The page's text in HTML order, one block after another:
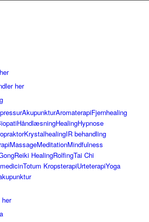
her
AkupunkturAromaterapiFjernhealing
HåndlæsningHealingHypnose
KrystalhealingIR behandling
MassageMeditationMindfulness
Reiki HealingRolfingTai Chi
Totum KropsterapiUrteterapiYoga